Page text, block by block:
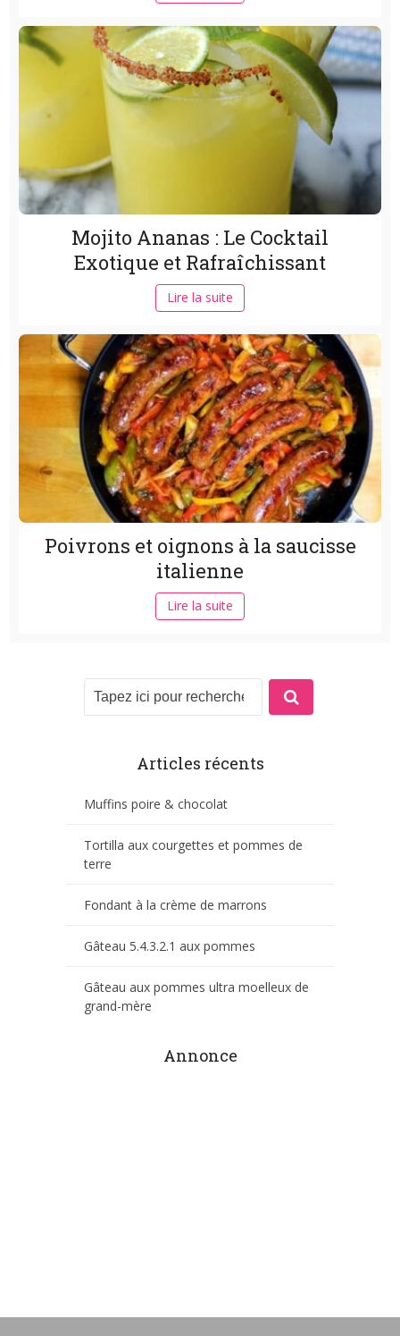
Mojito Ananas : Le Cocktail
Exotique et Rafraîchissant
Lire la suite
Poivrons et oignons à la saucisse
italienne
Lire la suite
Articles récents
Muffins poire & chocolat
Tortilla aux courgettes et pommes de
terre
Fondant à la crème de marrons
Gâteau 5.4.3.2.1 aux pommes
Gâteau aux pommes ultra moelleux de
grand-mère
Annonce